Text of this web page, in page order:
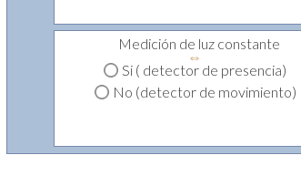
⇔
Medición de luz constante
Si ( detector de presencia)
No (detector de movimiento)